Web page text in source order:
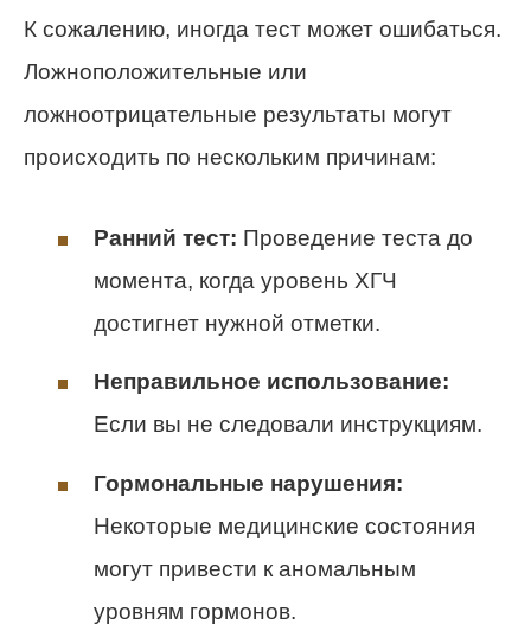
К сожалению, иногда тест может ошибаться.
Ложноположительные или
ложноотрицательные результаты могут
происходить по нескольким причинам:
Ранний тест: Проведение теста до
момента, когда уровень ХГЧ
достигнет нужной отметки.
Неправильное использование:
Если вы не следовали инструкциям.
Гормональные нарушения:
Некоторые медицинские состояния
могут привести к аномальным
уровням гормонов.